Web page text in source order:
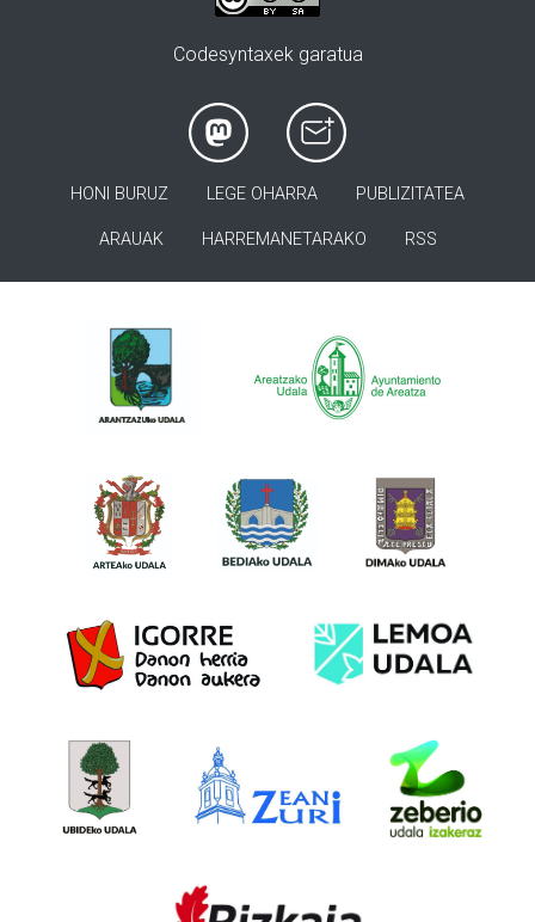
Codesyntaxek garatua
HONI BURUZ LEGE OHARRA PUBLIZITATEA
ARAUAK HARREMANETARAKO RSS